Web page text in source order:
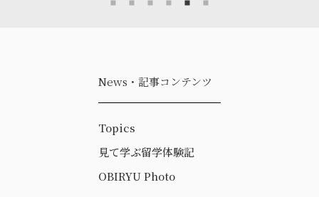
News・記事コンテンツ
Topics
見て学ぶ留学体験記
OBIRYU Photo